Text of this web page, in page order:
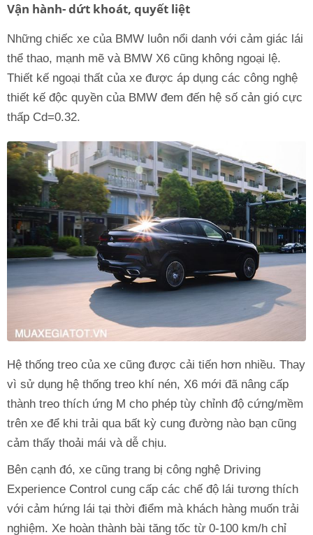
Vận hành- dứt khoát, quyết liệt
Những chiếc xe của BMW luôn nổi danh với cảm giác lái
thể thao, mạnh mẽ và BMW X6 cũng không ngoại lệ.
Thiết kế ngoại thất của xe được áp dụng các công nghệ
thiết kế độc quyền của BMW đem đến hệ số cản gió cực
thấp Cd=0.32.
Hệ thống treo của xe cũng được cải tiến hơn nhiều. Thay
vì sử dụng hệ thống treo khí nén, X6 mới đã nâng cấp
thành treo thích ứng M cho phép tùy chỉnh độ cứng/mềm
trên xe để khi trải qua bất kỳ cung đường nào bạn cũng
cảm thấy thoải mái và dễ chịu.
Bên cạnh đó, xe cũng trang bị công nghệ Driving
Experience Control cung cấp các chế độ lái tương thích
với cảm hứng lái tại thời điểm mà khách hàng muốn trải
nghiệm. Xe hoàn thành bài tăng tốc từ 0-100 km/h chỉ